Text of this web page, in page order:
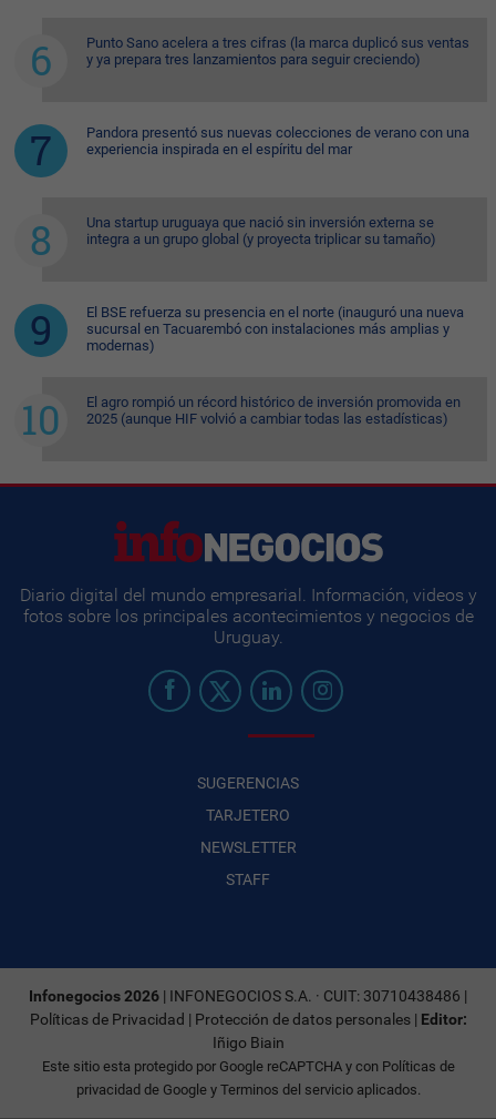
Punto Sano acelera a tres cifras (la marca duplicó sus ventas
y ya prepara tres lanzamientos para seguir creciendo)
Pandora presentó sus nuevas colecciones de verano con una
experiencia inspirada en el espíritu del mar
Una startup uruguaya que nació sin inversión externa se
integra a un grupo global (y proyecta triplicar su tamaño)
El BSE refuerza su presencia en el norte (inauguró una nueva
sucursal en Tacuarembó con instalaciones más amplias y
modernas)
El agro rompió un récord histórico de inversión promovida en
2025 (aunque HIF volvió a cambiar todas las estadísticas)
Diario digital del mundo empresarial. Información, videos y
fotos sobre los principales acontecimientos y negocios de
Uruguay.
SUGERENCIAS
TARJETERO
NEWSLETTER
STAFF
Infonegocios 2026 | INFONEGOCIOS S.A. · CUIT: 30710438486 |
Políticas de Privacidad | Protección de datos personales| Editor:
Iñigo Biain
Este sitio esta protegido por Google reCAPTCHA y con Políticas de
privacidad de Googley Terminos del servicioaplicados.